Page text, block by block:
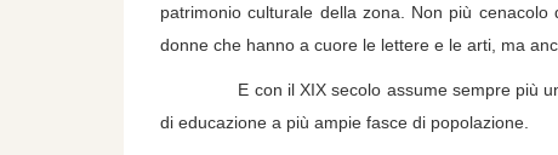
patrimonio culturale della zona. Non più
donne che hanno a cuore le lettere e le arti, ma
E con il XIX secolo assume sempre più un
di educazione a più ampie fasce di popolazione.